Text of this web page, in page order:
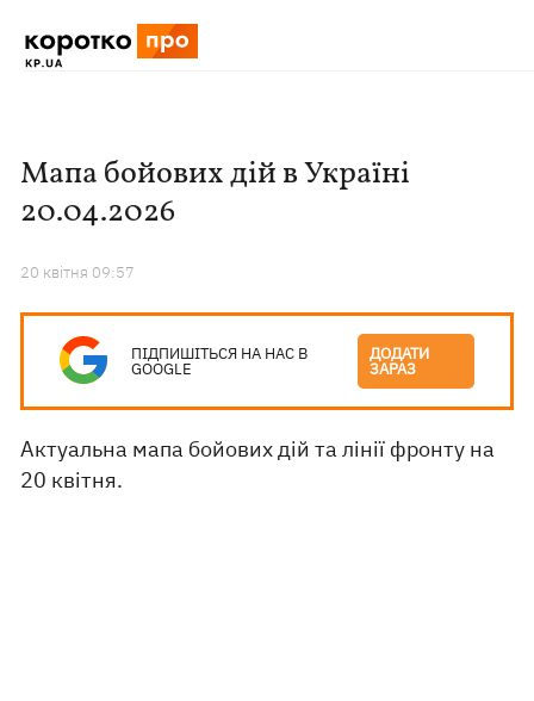
Мапа бойових дій в Україні
20.04.2026
20 квiтня 09:57
ПІДПИШІТЬСЯ НА НАС В
GOOGLE
ДОДАТИ
ЗАРАЗ
Актуальна мапа бойових дій та лінії фронту на
20 квітня.